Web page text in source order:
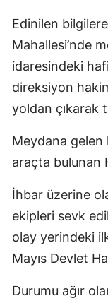
Edinilen
Mahallesi’nde
idaresindeki
direksiyon
yoldan çıkarak
Meydana gelen
araçta bulunan
İhbar üzerine
ekipleri sevk
olay yerindeki
Mayıs Devlet
Durumu ağır